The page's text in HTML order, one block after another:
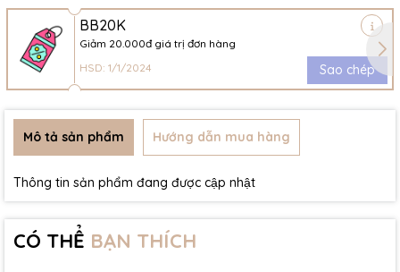
BB20K
Giảm 20.000đ giá trị đơn hàng
HSD: 1/1/2024
Sao chép
Mô tả sản phẩm Hướng dẫn mua hàng
Thông tin sản phẩm đang được cập nhật
CÓ THỂ BẠN THÍCH